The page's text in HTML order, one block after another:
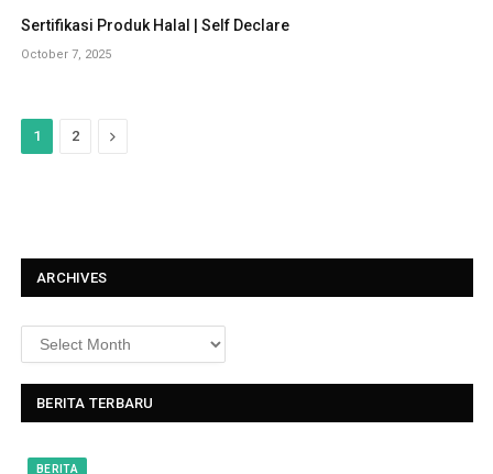
Sertifikasi Produk Halal | Self Declare
October 7, 2025
1 2
N
ARCHIVES
BERITA TERBARU
BERITA